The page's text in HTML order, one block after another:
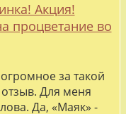
Акция!
процветание во
за такой
Для меня
Да, «Маяк» -